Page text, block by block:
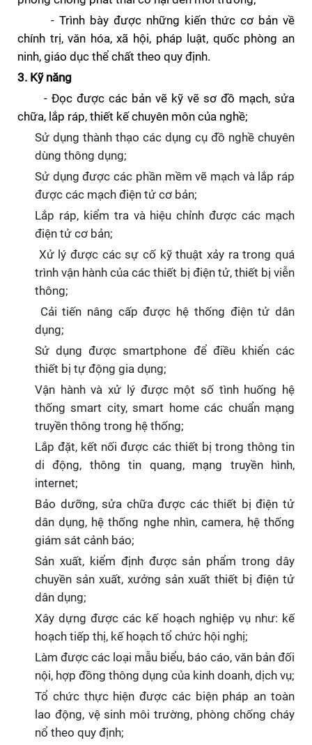
- Trình bày được những kiến thức cơ bản về
chính trị, văn hóa, xã hội, pháp luật, quốc phòng an
ninh, giáo dục thể chất theo quy định.
3. Kỹ năng
- Đọc được các bản vẽ kỹ vẽ sơ đồ mạch, sửa
chữa, lắp ráp, thiết kế chuyên môn của nghề;
Sử dụng thành thạo các dụng cụ đồ nghề chuyên
dùng thông dụng;
Sử dụng được các phần mềm vẽ mạch và lắp ráp
được các mạch điện tử cơ bản;
Lắp ráp,kiểm tra và hiệu chỉnh được các mạch
điện tử cơ bản;
Xử lý được các sự cố kỹ thuật xảy ra trong quá
trình vận hành của các thiết bị điện tử, thiết bị viễn
thông;
Cải tiến nâng cấp được hệ thống điện tử dân
dụng;
Sử dụng được smartphone để điều khiển các
thiết bị tự động gia dụng;
Vận hànhvà xử lý được một số tình huống hệ
thống smart city, smart home các chuẩn mạng
truyền thông trong hệ thống;
Lắp đặt, kết nối được các thiết bị trong thông tin
di động, thông tin quang, mạng truyền hình,
internet;
Bảo dưỡng, sửa chữa được các thiết bị điện tử
dân dụng, hệ thống nghe nhìn, camera, hệ thống
giám sát cảnh báo;
Sản xuất, kiểm địnhđượcsản phẩm trong dây
chuyền sản xuất, xưởng sản xuất thiết bị điện tử
dân dụng;
Xây dựng được các kế hoạch nghiệp vụ như: kế
hoạch tiếp thị, kế hoạch tổ chức hội nghị;
Làm được các loại mẫu biểu, báo cáo, văn bản đối
nội, hợp đồng thông dụng của kinh doanh, dịch vụ;
Tổ chức thực hiện được các biện pháp an toàn
lao động, vệ sinh môi trường, phòng chống cháy
nổ theo quy định;